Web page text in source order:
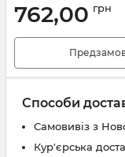
762,00 грн
Способи
Самовивіз з
Кур'єрська